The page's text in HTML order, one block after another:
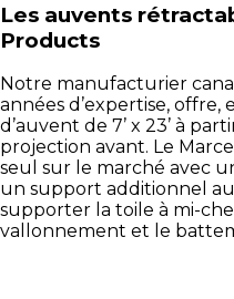
Les auvents
Products
Notre manufacturier
années d’expertise,
d’auvent de 7’ x 23’ à
projection avant. Le
seul sur le marché avec
un support additionnel
supporter la toile à mi-
vallonnement et le